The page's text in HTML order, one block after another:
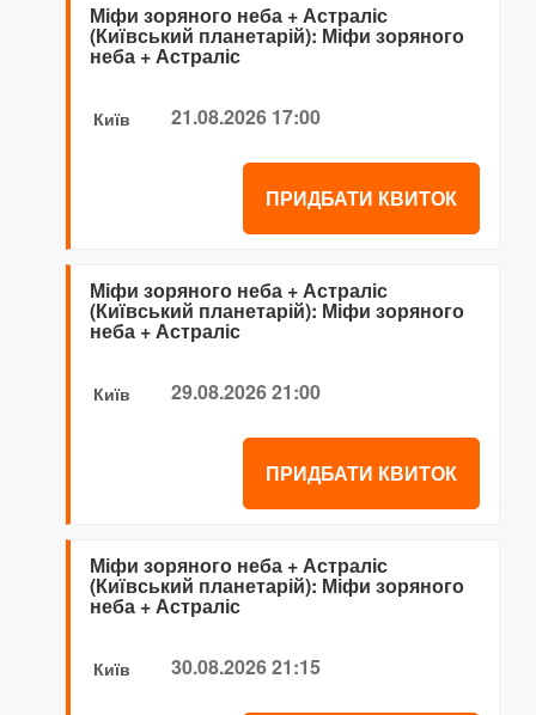
Міфи зоряного неба + Астраліс
(Київський планетарій): Міфи зоряного
неба + Астраліс
Київ 21.08.2026 17:00
ПРИДБАТИ КВИТОК
Міфи зоряного неба + Астраліс
(Київський планетарій): Міфи зоряного
неба + Астраліс
Київ 29.08.2026 21:00
ПРИДБАТИ КВИТОК
Міфи зоряного неба + Астраліс
(Київський планетарій): Міфи зоряного
неба + Астраліс
Київ 30.08.2026 21:15